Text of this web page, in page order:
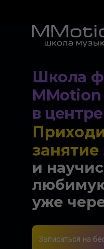
Школа
MMotion
в
занятие
и
уже
Записаться на